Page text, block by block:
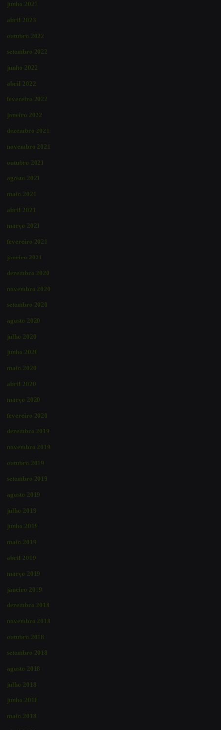
junho 2023
abril 2023
outubro 2022
setembro 2022
junho 2022
abril 2022
fevereiro 2022
janeiro 2022
dezembro 2021
novembro 2021
outubro 2021
agosto 2021
maio 2021
abril 2021
março 2021
fevereiro 2021
janeiro 2021
dezembro 2020
novembro 2020
setembro 2020
agosto 2020
julho 2020
junho 2020
maio 2020
abril 2020
março 2020
fevereiro 2020
dezembro 2019
novembro 2019
outubro 2019
setembro 2019
agosto 2019
julho 2019
junho 2019
maio 2019
abril 2019
março 2019
janeiro 2019
dezembro 2018
novembro 2018
outubro 2018
setembro 2018
agosto 2018
julho 2018
junho 2018
maio 2018